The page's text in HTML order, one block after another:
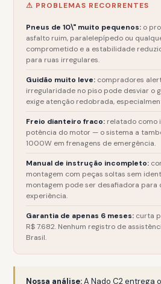
⚠ PROBLEMAS RECORRENTES
Pneus de 10\" muito pequenos: o
asfalto ruim, paralelepípedo ou
comprometido e a estabilidade
para ruas irregulares.
Guidão muito leve: compradores
irregularidade no piso pode desviar o
exige atenção redobrada,
Freio dianteiro fraco: relatado como
potência do motor — o sistema a
1000W em frenagens de emergência.
Manual de instrução incompleto:
montagem com peças soltas sem
montagem pode ser desafiadora para
experiência.
Garantia de apenas 6 meses: curta
R$ 7.682. Nenhum registro de
Brasil.
Nossa análise:A Nado C2 entrega